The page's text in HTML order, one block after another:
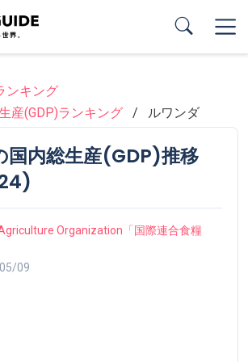
ンキング
産(GDP)ランキング
ルワンダ
国内総生産(GDP)推移
Organization「国際連合食糧
09